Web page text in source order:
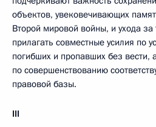
объектов, увековечивающих
Второй мировой войны, и ухода за
прилагать совместные усилия по
погибших и пропавших без вести,
по совершенствованию
правовой базы.
III